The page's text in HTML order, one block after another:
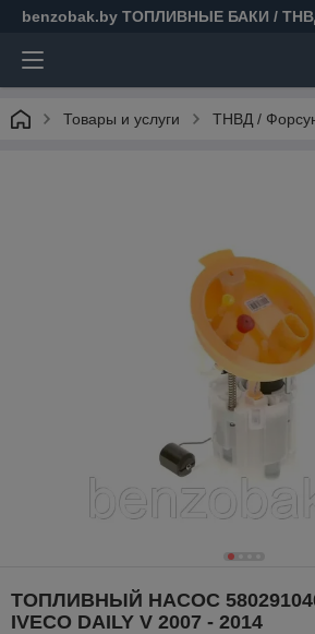
benzobak.by ТОПЛИВНЫЕ БАКИ /
Товары и услуги ТНВД /
ТОПЛИВНЫЙ НАСОС
IVECO DAILY V 2007 - 2014